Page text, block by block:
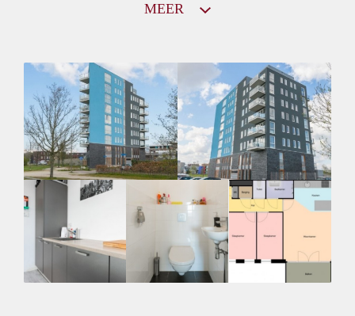
Huurtoeslag
Niet mogelijk
Inkomen eis
3,0 X Maandhuur Bruto
Huurtermijn
Onbepaalde termijn
Oplevering
Kaal
MEER